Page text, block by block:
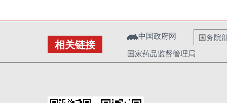
相关链接
中国政府网
国务院
国家药品监督管理局